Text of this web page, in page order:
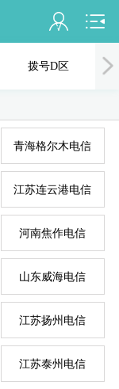
拨号D区
青海格尔木电信
江苏连云港电信
河南焦作电信
山东威海电信
江苏扬州电信
江苏泰州电信